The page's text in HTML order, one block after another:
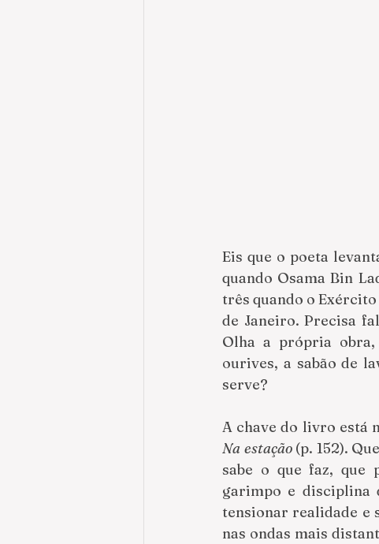
Eis que o poeta
quando Osama Bin
três quando o
de Janeiro. Precisa
Olha a própria
ourives, a sabão de
serve?
A chave do livro está
Na estação (p. 152).
sabe o que faz, que
garimpo e disciplina
tensionar realidade e
nas ondas mais